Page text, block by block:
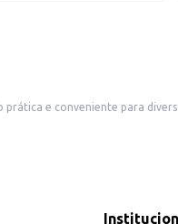
o armazenamento e o controle de porções, sendo ideal para uso
sendo uma escolha